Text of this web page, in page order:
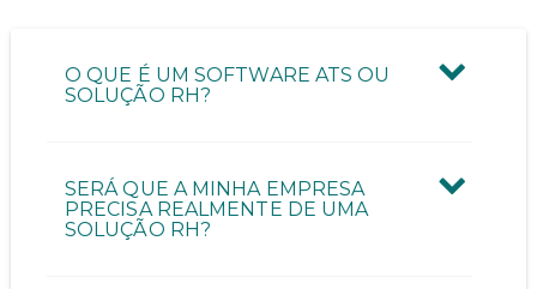
Quantas pessoas vão utilizar a ferramenta?
O QUE É UM SOFTWARE ATS OU
SOLUÇÃO RH?
SERÁ QUE A MINHA EMPRESA
PRECISA REALMENTE DE UMA
SOLUÇÃO RH?